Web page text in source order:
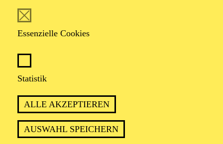
Essenzielle Cookies
Statistik
ALLE AKZEPTIEREN
AUSWAHL SPEICHERN
Sonntag 8. November 2026
Künstler*innengespräch im Anschluss an das Konzert
"Sonntagsmatinee plus" für Senior*innen